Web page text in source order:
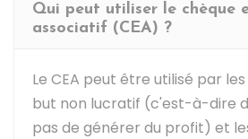
Qui peut utiliser le chèque
associatif (CEA) ?
Le CEA peut être utilisé par
but non lucratif (c'est-à-dire
pas de générer du profit) et